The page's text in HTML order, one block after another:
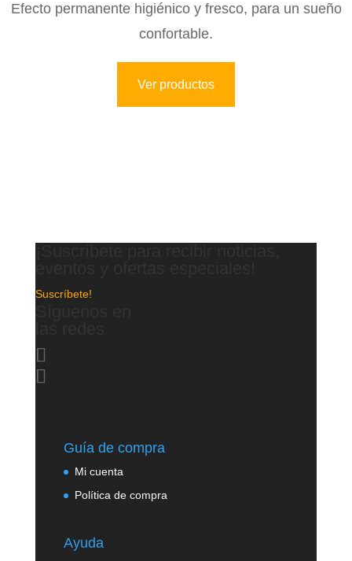
Efecto permanente higiénico y fresco, para un sueño
confortable.
Ver productos
Suscríbete!
Guía de compra
Mi cuenta
Política de compra
Ayuda